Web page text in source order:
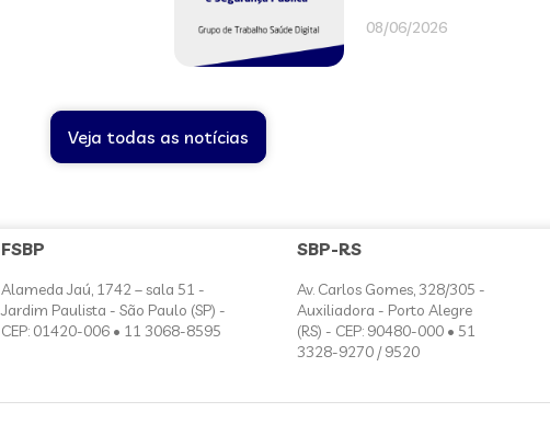
08/06/2026
Veja todas as notícias
FSBP
Alameda Jaú, 1742 – sala 51 -
Jardim Paulista - São Paulo (SP) -
CEP: 01420-006 • 11 3068-8595
SBP-RS
Av. Carlos Gomes, 328/305 -
Auxiliadora - Porto Alegre
(RS) - CEP: 90480-000 • 51
3328-9270 / 9520